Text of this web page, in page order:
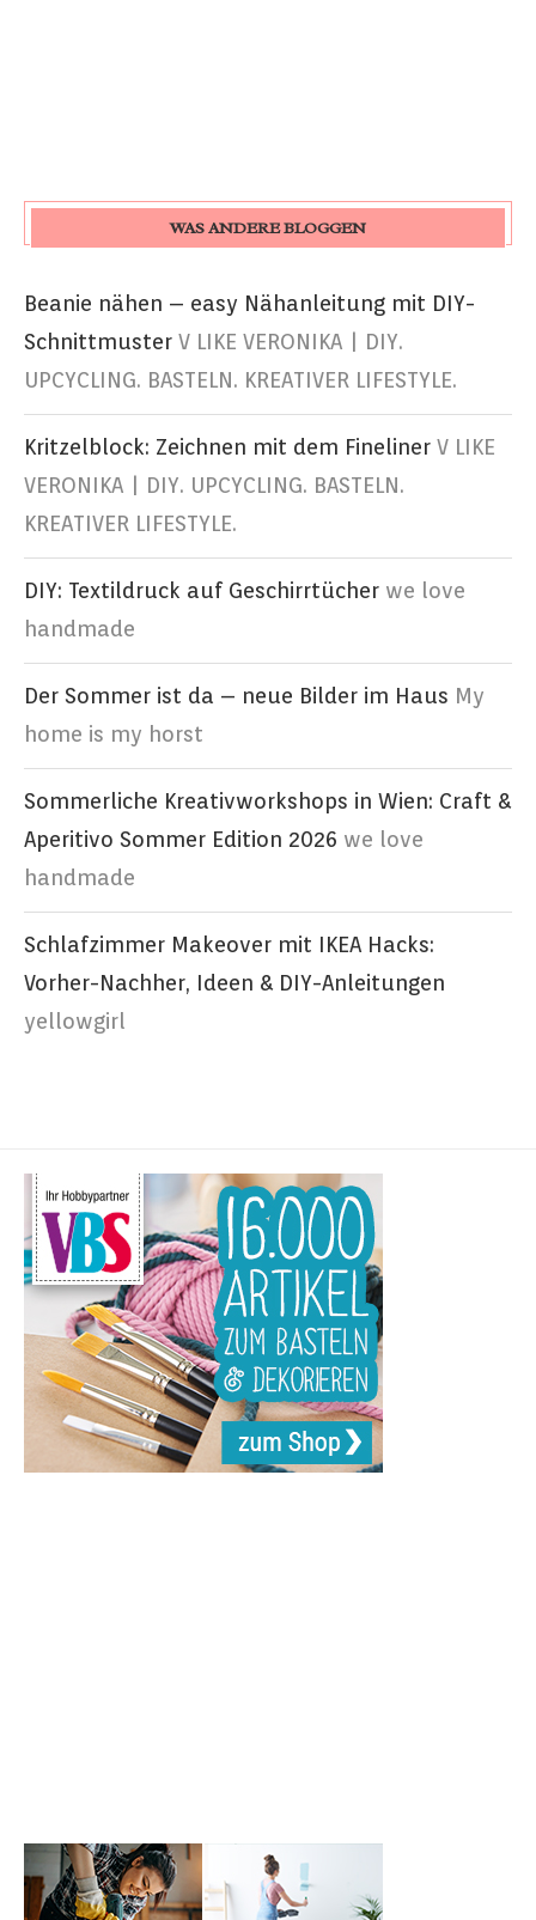
WAS ANDERE BLOGGEN
Beanie nähen – easy Nähanleitung mit DIY-
Schnittmuster V LIKE VERONIKA | DIY.
UPCYCLING. BASTELN. KREATIVER LIFESTYLE.
Kritzelblock: Zeichnen mit dem Fineliner V LIKE
VERONIKA | DIY. UPCYCLING. BASTELN.
KREATIVER LIFESTYLE.
DIY: Textildruck auf Geschirrtücher we love
handmade
Der Sommer ist da – neue Bilder im Haus My
home is my horst
Sommerliche Kreativworkshops in Wien: Craft &
Aperitivo Sommer Edition 2026 we love
handmade
Schlafzimmer Makeover mit IKEA Hacks:
Vorher-Nachher, Ideen & DIY-Anleitungen
yellowgirl